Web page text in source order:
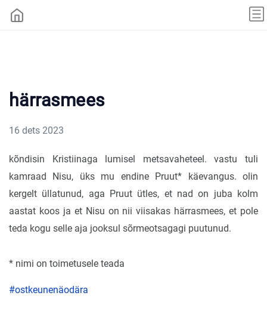
härrasmees
16 dets 2023
kõndisin Kristiinaga lumisel metsavaheteel. vastu tuli
kamraad Nisu, üks mu endine Pruut* käevangus. olin
kergelt üllatunud, aga Pruut ütles, et nad on juba kolm
aastat koos ja et Nisu on nii viisakas härrasmees, et pole
teda kogu selle aja jooksul sõrmeotsagagi puutunud.
* nimi on toimetusele teada
#ostkeunenäodära